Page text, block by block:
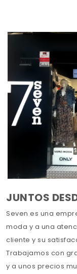
JUNTOS
Seven es una
moda y a una
cliente y su
Trabajamos con
y a unos precios